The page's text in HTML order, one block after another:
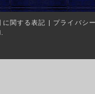
に関する表記 | プライバシ